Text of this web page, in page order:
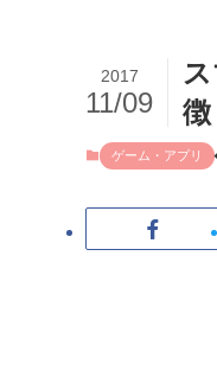
2017
11/09
ゲーム・アプリ